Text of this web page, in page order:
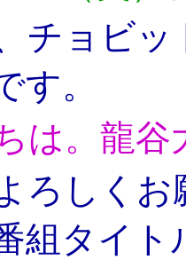
チョビ
す。
は。龍
ろしくお
組タイ